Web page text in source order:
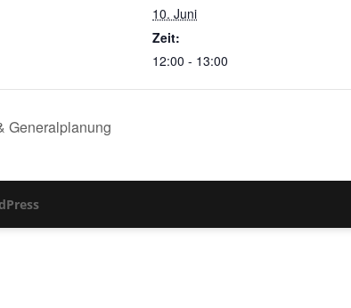
10. Juni
Zeit:
12:00 - 13:00
Generalplanung